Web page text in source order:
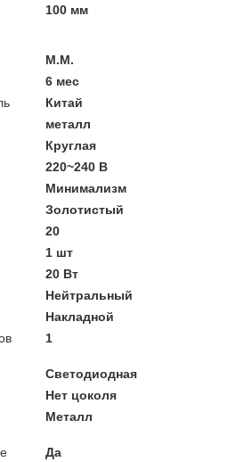
100 мм
M.M.
6 мес
Китай
металл
Круглая
220~240 В
Минимализм
Золотистый
20
1 шт
20 Вт
Нейтральный
Накладной
1
Светодиодная
Нет цоколя
Металл
Да